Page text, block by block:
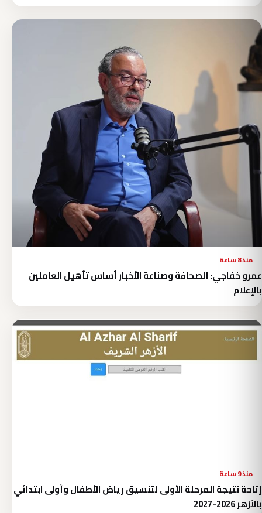
منذ 8 ساعة
عمرو خفاجي: الصحافة وصناعة الأخبار أساس تأهيل العاملين
بالإعلام
منذ 9 ساعة
إتاحة نتيجة المرحلة الأولى لتنسيق رياض الأطفال وأولى ابتدائي
بالأزهر 2026-2027